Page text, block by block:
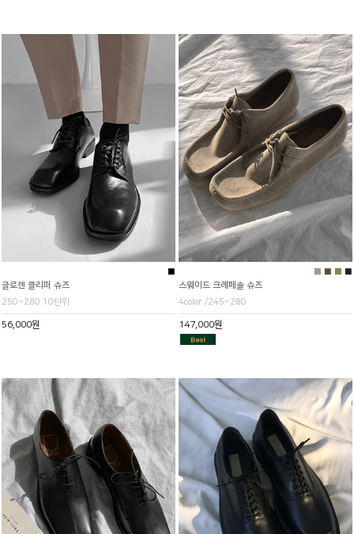
글로젠 클리퍼 슈즈
250~280 10단위
56,000원
스웨이드 크레페솔 슈즈
4color /245~280
147,000원